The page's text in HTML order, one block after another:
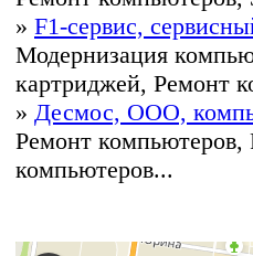
» F1-сервис,
Модернизация
картриджей, Ремонт
» Десмос, ООО,
Ремонт компьютеров,
компьютеров...